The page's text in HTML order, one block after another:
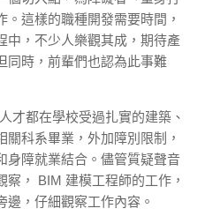
這樣的職種開發需要時間，
中，不少人樂觀其成，期待產
同時，前輩們也認為此事難
才都在學校受過扎實的建築、
科系畢業，外加障別限制，
身障就業結合。儘管質疑聲音
， BIM 建模工程師的工作，
邊，仔細觀察工作內容。